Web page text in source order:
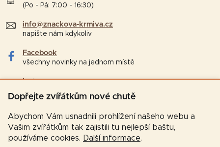
Dopřejte zvířátkům nové chutě
Abychom Vám usnadnili prohlížení našeho webu a
Vašim zvířátkům tak zajistili tu nejlepší baštu,
používáme cookies. Další informace.
(Po - Pá: 7:00 - 16:30)
info@znackova-krmiva.cz
napište nám kdykoliv
Facebook
všechny novinky na jednom místě
Instagram
tipy a zajímavosti pro chovatele